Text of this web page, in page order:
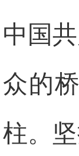
中国
众的
柱。